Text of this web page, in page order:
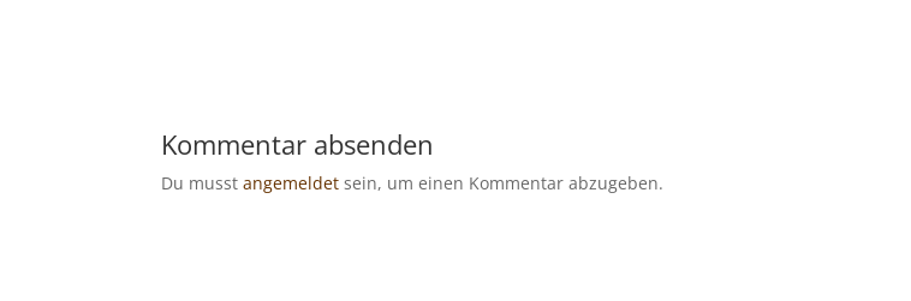
Kommentar absenden
Du musstangemeldet sein, um einen Kommentar abzugeben.